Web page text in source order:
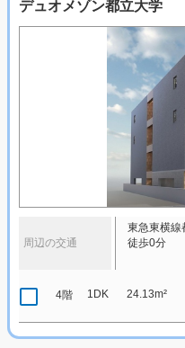
デュオメゾン都立大学
周辺の交通
東急東横線
徒歩0分
4階 1DK 24.13m²